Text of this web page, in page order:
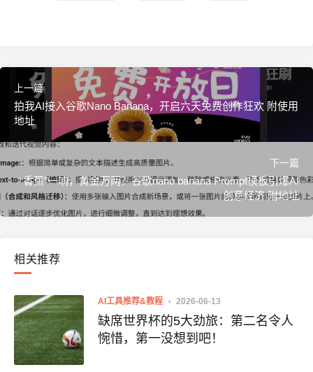
上一篇
拍我AI接入谷歌Nano Banana，开启六天免费创作狂欢 附使用
地址
下一篇
“香蕉”一响，黄金万两？谷歌nano banana Prompt模板引爆AI
创意经济 附地址
相关推荐
AI工具推荐&教程 2026-06-13
缺席世界杯的5大劲旅：第二名令人
惋惜，第一没想到吧！